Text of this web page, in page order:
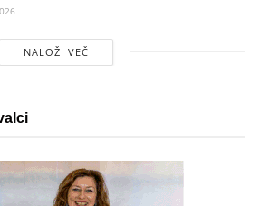
NALOŽI VEČ